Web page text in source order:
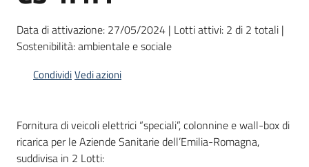
English
Seguici
su
Data di attivazione: 27/05/2024 | Lotti attivi: 2 di 2 totali |
Sostenibilità: ambientale e sociale
CondividiVedi azioni
Fornitura di veicoli elettrici “speciali”, colonnine e wall-box di
ricarica per le Aziende Sanitarie dell’Emilia-Romagna,
suddivisa in 2 Lotti: